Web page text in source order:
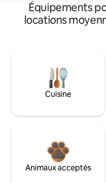
Équipements
locations
Cuisine
Animaux acceptés